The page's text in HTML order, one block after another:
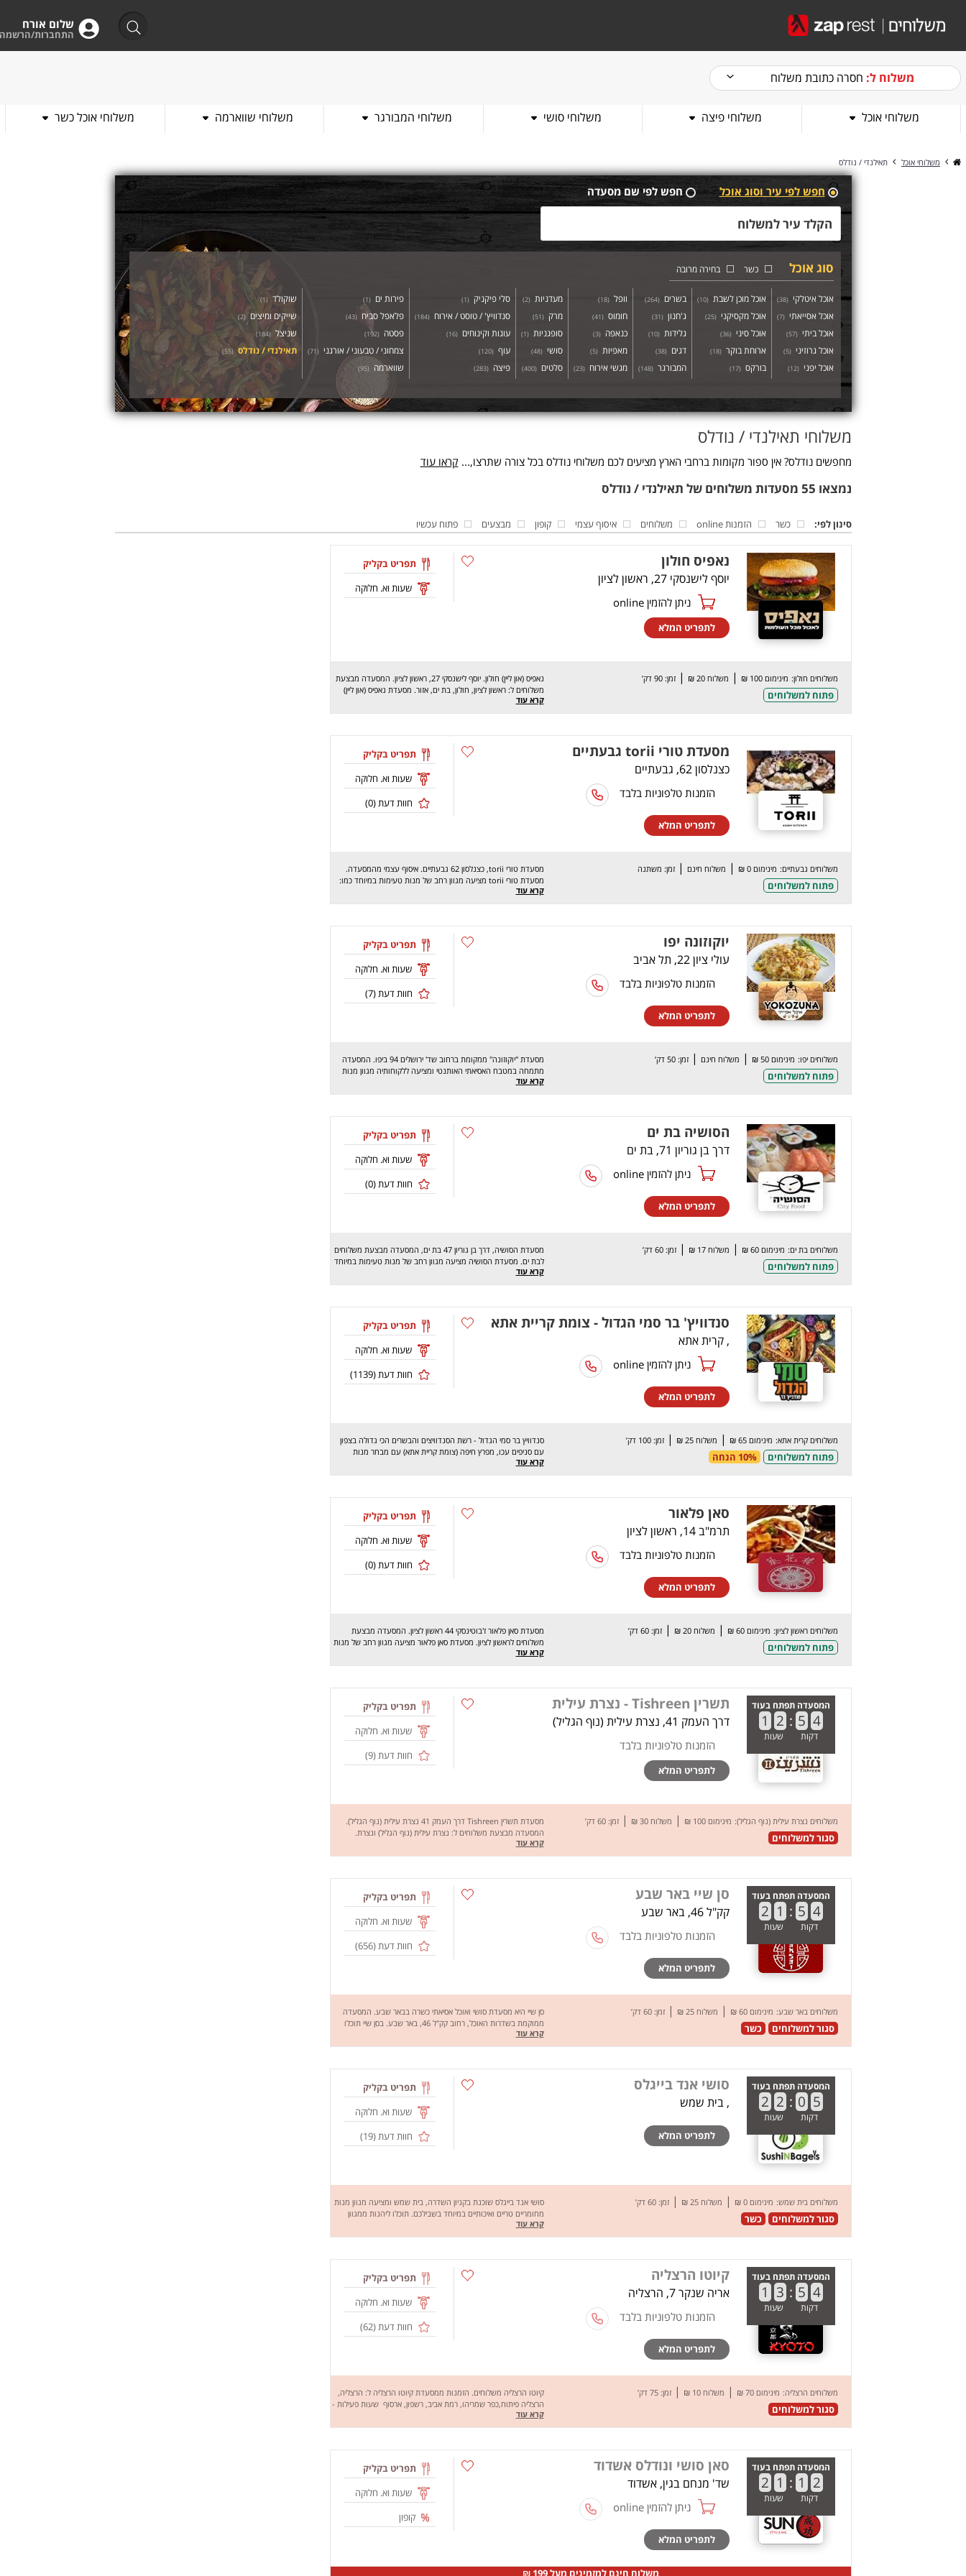
שלום אורח
התחברות/הרשמה
משלוח ל: חסרה כתובת משלוח
משלוחי אוכל משלוחי פיצה משלוחי סושי משלוחי המבורגר משלוחי שווארמה משלוחי אוכל כשר
משלוחי אוכל תאילנדי / נודלס
חפש לפי עיר וסוג אוכל חפש לפי שם מסעדה
סוג אוכל כשר בחירה מרובה
אוכל איטלקי (
38
)
אוכל אסייאתי (
7
)
אוכל ביתי (
57
)
אוכל גרוזיני (
5
)
אוכל יפני (
12
)
אוכל מוכן לשבת (
10
)
אוכל מקסיקני (
25
)
אוכל סיני (
36
)
ארוחת בוקר (
18
)
בורקס (
17
)
בשרים (
264
)
ג'חנון (
31
)
גלידות (
10
)
דגים (
38
)
המבורגר (
148
)
וופל (
18
)
חומוס (
41
)
כנאפה (
3
)
מאפיות (
5
)
מגשי אירוח (
23
)
מעדניות (
2
)
מרק (
51
)
סופגניות (
1
)
סושי (
48
)
סלטים (
400
)
סלי פיקניק (
1
)
סנדוויץ' / טוסט / אירוח (
184
)
עוגות וקינוחים (
16
)
עוף (
120
)
פיצה (
283
)
פירות ים (
1
)
פלאפל סביח (
43
)
פסטה (
192
)
צמחוני / טבעוני / אורגני (
71
)
שווארמה (
95
)
שוקולד (
1
)
שייקים ומיצים (
2
)
שניצל (
184
)
תאילנדי / נודלס (
55
)
משלוחי תאילנדי / נודלס
מחפשים נודלס? אין ספור מקומות ברחבי הארץ מציעים לכם משלוחי נודלס בכל צורה שתרצו,... קראו עוד
נמצאו 55 מסעדות משלוחים של תאילנדי / נודלס
סינון לפי: כשר הזמנות online משלוחים איסוף עצמי קופון מבצעים פתוח עכשיו
נאפיס חולון
יוסף לישנסקי 27, ראשון לציון
ניתן להזמין online
לתפריט המלא
תפריט בקליק
שעות וא. חלוקה
משלוחים חולון: מינימום 100 ₪ | משלוח 20 ₪ | זמן: 90 דק’
פתוח למשלוחים
נאפיס (און ליין) חולון. יוסף לישנסקי 27, ראשון לציון. המסעדה מבצעת
משלוחים ל: ראשון לציון, חולון, בת ים, אזור. מסעדת נאפיס (און ליין)
חולון מציעה מגוון רחב של מנות טעימות במיוחד כמו: פאד תאי, באלי
נאפולי, המבורגר אסאדו, רביולי בטטה ועוד. מחכים לכם לחוויה
קרא עוד
מסעדת טורי torii גבעתיים
כצנלסון 62, גבעתיים
הזמנות טלפוניות בלבד
לתפריט המלא
תפריט בקליק
שעות וא. חלוקה
חוות דעת (0
)
משלוחים גבעתיים: מינימום 0 ₪ | משלוח חינם | זמן: משתנה
פתוח למשלוחים
מסעדת טורי torii, כצנלסון 62 גבעתיים. איסוף עצמי מהמסעדה.
מסעדת טורי torii מציעה מגוון רחב של מנות טעימות במיוחד כמו:
סושי וג'י קומבי, רול ספייסי טונה, רול סורימי, גיוזה, קריספי אגרול, יאקי
פרגית, פוטומאקי סלמון, ירקות טמפורה, מרק מיסו, סלט קימצ'י שנחאי
קרא עוד
יוקוזונה יפו
עולי ציון 22, תל אביב
הזמנות טלפוניות בלבד
לתפריט המלא
תפריט בקליק
שעות וא. חלוקה
חוות דעת (7
)
משלוחים יפו: מינימום 50 ₪ | משלוח חינם | זמן: 50 דק’
פתוח למשלוחים
מסעדת "יוקוזונה" ממקומת ברחוב שד' ירושלים 94 ביפו. המסעדה
מתמחה במטבח האסיאתי האותנטי ומציעה ללקוחותיה מגוון מנות
מעולות כמו סלטים טריים ברטבים יוצאי דופן, נודלסים עם סוגי אטריות
לבחירה, מנות של כנפייםברטבים לפי בחירה, מטוגנים, פירות ים
עם דגים וירקות, קומבינציות ועוד... שיהיה בתיאבון!
קרא עוד
הסושיה בת ים
דרך בן גוריון 71, בת ים
ניתן להזמין online
לתפריט המלא
תפריט בקליק
שעות וא. חלוקה
חוות דעת (0
)
משלוחים בת ים: מינימום 60 ₪ | משלוח 17 ₪ | זמן: 60 דק’
פתוח למשלוחים
מסעדת הסושיה, דרך בן גוריון 47 בת ים, המסעדה מבצעת משלוחים
לבת ים. מסעדת הסושיה מציעה מגוון רחב של מנות טעימות במיוחד
כמו: סושי, סלטים, מרקים ועוד.. מחכים לכם לחוויה מהנה, שיהיה
בתאבון!
קרא עוד
סנדוויץ' בר סמי הגדול - צומת קריית אתא
, קרית אתא
ניתן להזמין online
לתפריט המלא
תפריט בקליק
שעות וא. חלוקה
חוות דעת (1139
)
משלוחים קרית אתא: מינימום 65 ₪ | משלוח 25 ₪ | זמן: 100 דק’
פתוח למשלוחים 10% הנחה
סנדוויץ בר סמי הגדול - רשת הסנדוויצים והבשרים הכי גדולה בצפון
עם סניפים עכו, מפרץ חיפה (צומת קריית אתא) עם מבחר מנות
בשריות איכותיות וטריות. שניצלים בטעמים, פרגיות, נקניקיות,
שווארמה, מעורב, אנטריקוט, חזה עוף,. בסמי הגדול גם מוקפצים עם
בכל טוב. שיהיה בתיאבון
קרא עוד
סאן פלאור
תרמ"ב 14, ראשון לציון
הזמנות טלפוניות בלבד
לתפריט המלא
תפריט בקליק
שעות וא. חלוקה
חוות דעת (0
)
משלוחים ראשון לציון: מינימום 60 ₪ | משלוח 20 ₪ | זמן: 60 דק’
פתוח למשלוחים
מסעדת סאן פלאור ז'בוטינסקי 44 ראשון לציון. המסעדה מבצעת
משלוחים לראשון לציון. מסעדת סאן פלאור מציעה מגוון רחב של מנות
טעימות במיוחד כמו: מרקים, מנות ראשונות, בשר בקר, עוף, פירות
ים, דגים, ירקות, אטריות נודלס, אורז, קינוחים ועוד. מחכים לכם לחוויה
קרא עוד
המסעדה תפתח בעוד
1 2 : 5 4
דקות שעות
תשרין Tishreen - נצרת עילית
דרך העמק 41, נצרת עילית (נוף הגליל)
הזמנות טלפוניות בלבד
לתפריט המלא
תפריט בקליק
שעות וא. חלוקה
חוות דעת (9
)
משלוחים נצרת עילית (נוף הגליל): מינימום 100 ₪ | משלוח 30 ₪ | זמן: 60 דק’
סגור למשלוחים
מסעדת תשרין Tishreen דרך העמק 41 נצרת עילית (נוף הגליל).
המסעדה מבצעת משלוחים ל: נצרת עילית (נוף הגליל) ונצרת.
כמו:פילה עגל, כבד עוף מוקפץ, שניצלונים, סטייק סינטה, קלאמרי
נתחי עוף, ארוחות בוקר, סלט תבולה, סלט יווני, שקשוקה, צלעות
כבש, סטייק סלמון, פטוצ'יני בולונז ורביולי גבינות. מחכים לכם לחוויה
קרא עוד
המסעדה תפתח בעוד
2 1 : 5 4
דקות שעות
סן שיי באר שבע
קק"ל 46, באר שבע
הזמנות טלפוניות בלבד
לתפריט המלא
תפריט בקליק
שעות וא. חלוקה
חוות דעת (656
)
משלוחים באר שבע: מינימום 60 ₪ | משלוח 25 ₪ | זמן: 60 דק’
סגור למשלוחים כשר
סן שיי היא מסעדת סושי ואוכל אסיאתי כשרה בבאר שבע. המסעדה
ממוקמת בשדרות האוכל, רחוב קק"ל 46, באר שבע. בסן שיי תוכלו
למצוא מנות ממגוון המנות של המטבח האסיאתי וכמובן סושי מדגים
טריים - והכל כשר! סן שיי מבצעים משלוחים לבאר שבע ולעומר בימים
ועד חצות. שיהיה בתאבון!
קרא עוד
המסעדה תפתח בעוד
2 2 : 0 5
דקות שעות
סושי אנד בייגלס
, בית שמש
לתפריט המלא
תפריט בקליק
שעות וא. חלוקה
חוות דעת (19
)
משלוחים בית שמש: מינימום 0 ₪ | משלוח 25 ₪ | זמן: 60 דק’
סגור למשלוחים כשר
סושי אנד בייגלס שוכנת בקניון השדרה, בית שמש ומציעה מגוון מנות
מחומריים טריים ואיכותיים במיוחד בשבילכם. תוכלו ליהנות ממגוון
מנות כמו: בייגל במילויים שונים,סושי, מרקים ועוד. סושי אנד בייגלס
מבצעת משלוחים בבית שמש והסביבה. מחכים לכם לחוויה מהנה,
קרא עוד
המסעדה תפתח בעוד
1 3 : 5 4
דקות שעות
קיוטו הרצליה
אריה שנקר 7, הרצליה
הזמנות טלפוניות בלבד
לתפריט המלא
תפריט בקליק
שעות וא. חלוקה
חוות דעת (62
)
משלוחים הרצליה: מינימום 70 ₪ | משלוח 10 ₪ | זמן: 75 דק’
סגור למשלוחים
קיוטו הרצליה משלוחים. הזמנות ממסעדת קיוטו הרצליה ל: הרצליה,
הרצליה פיתוח,כפר שמריהו, רמת אביב, רשפון, ארסוף שעות פעילות -
א עד ה 11:00 עד 23:30, שישי + שבת 13:00 עד 23:30
קרא עוד
המסעדה תפתח בעוד
2 1 : 1 2
דקות שעות
סאן סושי ונודלס אשדוד
שד' מנחם בגין, אשדוד
ניתן להזמין online
לתפריט המלא
תפריט בקליק
שעות וא. חלוקה
קופון
משלוח חינם למזמינים מעל 199 ₪